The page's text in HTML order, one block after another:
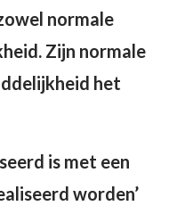
normale
Zijn normale
het
is met een
worden’